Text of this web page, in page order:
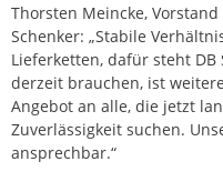
Thorsten Meincke,
Schenker: „Stabile
Lieferketten, dafür steht DB
derzeit brauchen, ist
Angebot an alle, die jetzt
Zuverlässigkeit suchen.
ansprechbar.“